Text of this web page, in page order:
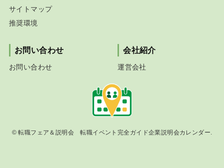
サイトマップ
推奨環境
お問い合わせ
お問い合わせ
会社紹介
運営会社
© 転職フェア＆説明会 転職イベント完全ガイド企業説明会カレンダー.